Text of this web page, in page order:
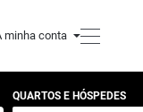
minha conta
QUARTOS E HÓSPEDES